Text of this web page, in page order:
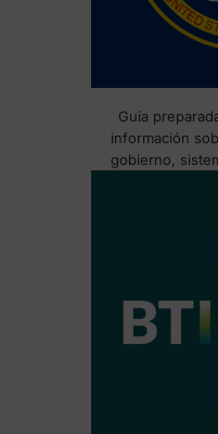
Guía
información
gobierno,